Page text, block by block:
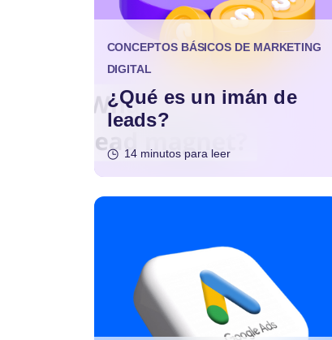
CONCEPTOS BÁSICOS DE MARKETING
DIGITAL
¿Qué es un imán de
leads?
14 minutos para leer